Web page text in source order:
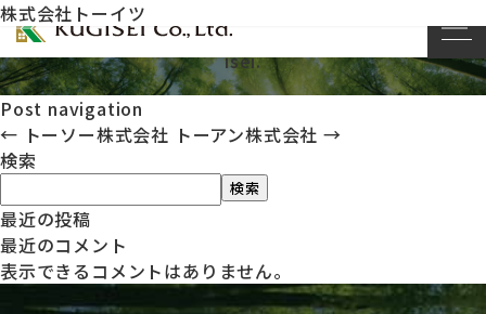
株式会社トーイツ
This entry was posted on
bykug
isei.
Post navigation
← トーソー株式会社 トーアン株式会社→
検索
検索
最近の投稿
最近のコメント
表示できるコメントはありません。